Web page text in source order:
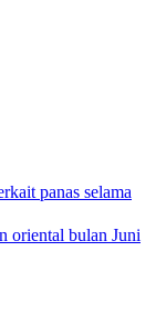
panas selama
oriental bulan Juni